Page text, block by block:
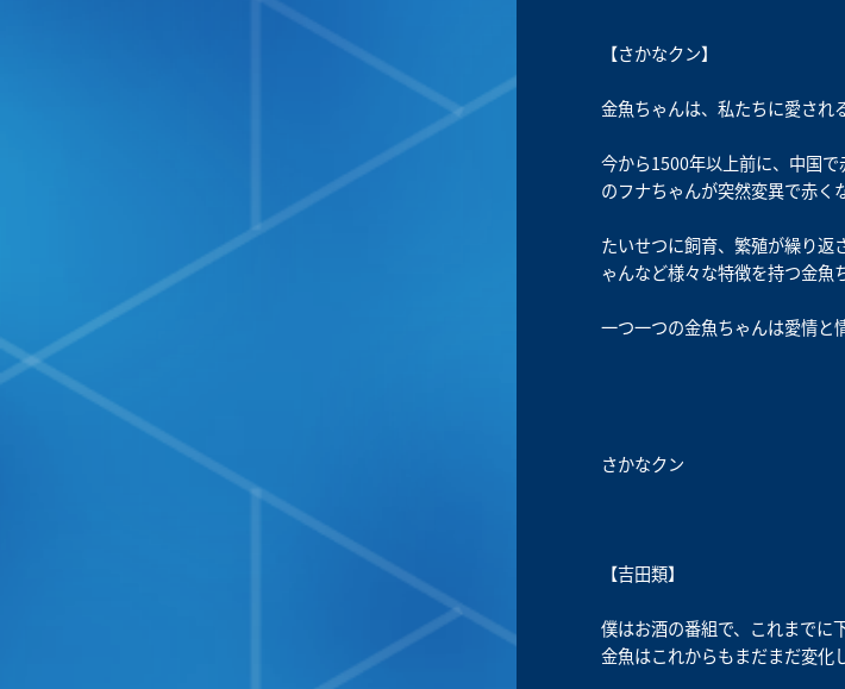
【さかなクン】
金魚ちゃんは、私たちに愛され
今から1500年以上前に、中国
のフナちゃんが突然変異で赤く
たいせつに飼育、繁殖が繰り返
ゃんなど様々な特徴を持つ金魚
一つ一つの金魚ちゃんは愛情と
さかなクン
【吉田類】
僕はお酒の番組で、これまでに
金魚はこれからもまだまだ変化